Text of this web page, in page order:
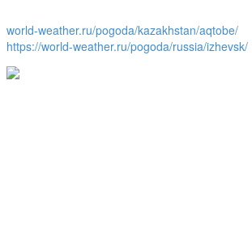
world-weather.ru/pogoda/kazakhstan/aqtobe/
https://world-weather.ru/pogoda/russia/izhevsk/